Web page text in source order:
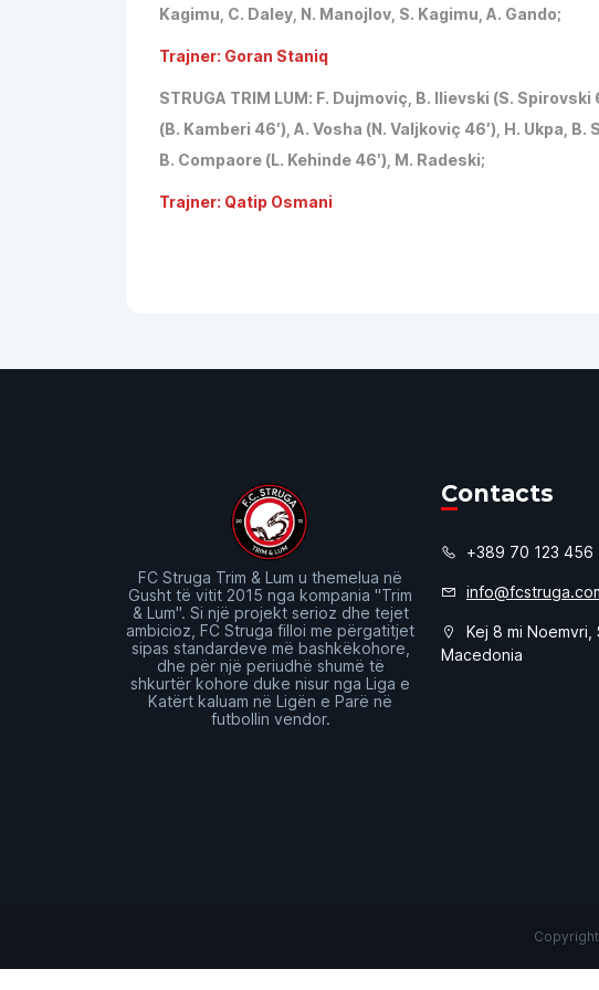
Kagimu, C. Daley, N. Manojlov, S. Kagimu, A. Gando;
Trajner: Goran Staniq
STRUGA TRIM LUM: F. Dujmoviç, B. Ilievski (S.
(B. Kamberi 46′), A. Vosha (N. Valjkoviç 46′), H. Ukpa,
B. Compaore (L. Kehinde 46′), M. Radeski;
Trajner: Qatip Osmani
FC Struga Trim & Lum u themelua në
Gusht të vitit 2015 nga kompania "Trim
& Lum". Si një projekt serioz dhe tejet
ambicioz, FC Struga filloi me përgatitjet
sipas standardeve më bashkëkohore,
dhe për një periudhë shumë të
shkurtër kohore duke nisur nga Liga e
Katërt kaluam në Ligën e Parë në
futbollin vendor.
Contacts
+389 70 123 456
Kej 8 mi Noemvri,
Macedonia
Copyright